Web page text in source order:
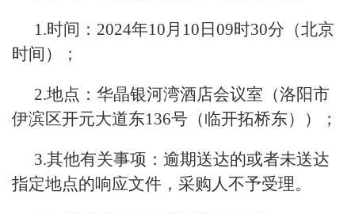
1.时间：2024年10月10日09时30分（北京
时间）；
2.地点：华晶银河湾酒店会议室（洛阳市
伊滨区开元大道东136号（临开拓桥东））；
3.其他有关事项：逾期送达的或者未送达
指定地点的响应文件，采购人不予受理。